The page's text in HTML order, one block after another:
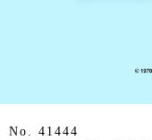
No. 41444